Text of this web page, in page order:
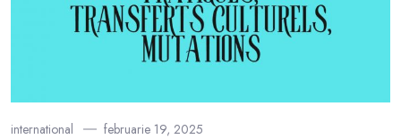
international februarie 19, 2025